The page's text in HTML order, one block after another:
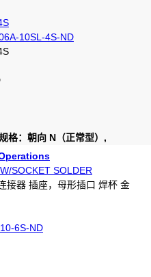
10SL-4S-ND
格：朝向 N（正常型）,
SOCKET SOLDER
接器 插座，母形插口 焊杯 金
6S-ND